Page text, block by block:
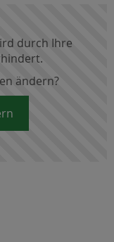
durch Ihre
ändern?